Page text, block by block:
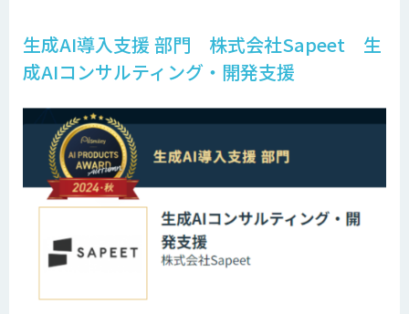
生成AI導入支援 部門 株式会社Sapeet 生
成AIコンサルティング・開発支援